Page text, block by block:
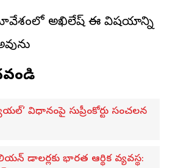
అఖిలేష్ ఈ విషయాన్ని
విధానంపై సుప్రీంకోర్టు సంచలన
డాలర్లకు భారత ఆర్థిక వ్యవస్థ: